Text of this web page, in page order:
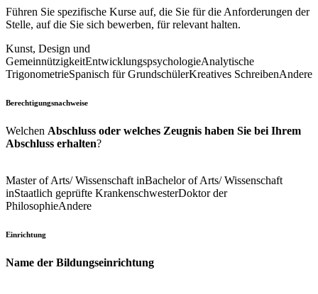
Führen Sie spezifische Kurse auf, die Sie für die Anforderungen der
Stelle, auf die Sie sich bewerben, für relevant halten.
Kunst, Design und
GemeinnützigkeitEntwicklungspsychologieAnalytische
TrigonometrieSpanisch für GrundschülerKreatives SchreibenAndere
Berechtigungsnachweise
Welchen Abschluss oder welches Zeugnis haben Sie bei Ihrem
Abschluss erhalten?
Master of Arts/ Wissenschaft inBachelor of Arts/ Wissenschaft
inStaatlich geprüfte KrankenschwesterDoktor der
PhilosophieAndere
Einrichtung
Name der Bildungseinrichtung